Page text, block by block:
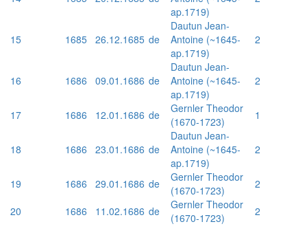
ap.1719)
15 1685 26.12.1685 de
Dautun Jean-
Antoine (~1645-
ap.1719)
2
16 1686 09.01.1686 de
Dautun Jean-
Antoine (~1645-
ap.1719)
2
17 1686 12.01.1686 de
Gernler Theodor
(1670-1723)
1
18 1686 23.01.1686 de
Dautun Jean-
Antoine (~1645-
ap.1719)
2
19 1686 29.01.1686 de
Gernler Theodor
(1670-1723)
2
20
1686 11.02.1686 de
Gernler Theodor
(1670-1723)
2